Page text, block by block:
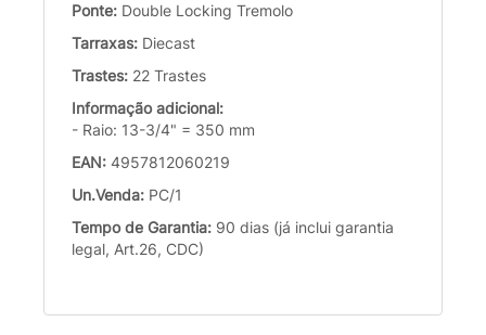
Ponte: Double Locking Tremolo
Tarraxas: Diecast
Trastes: 22 Trastes
Informação adicional:
- Raio: 13-3/4" = 350 mm
EAN: 4957812060219
Un.Venda: PC/1
Tempo de Garantia: 90 dias (já inclui garantia
legal, Art.26, CDC)